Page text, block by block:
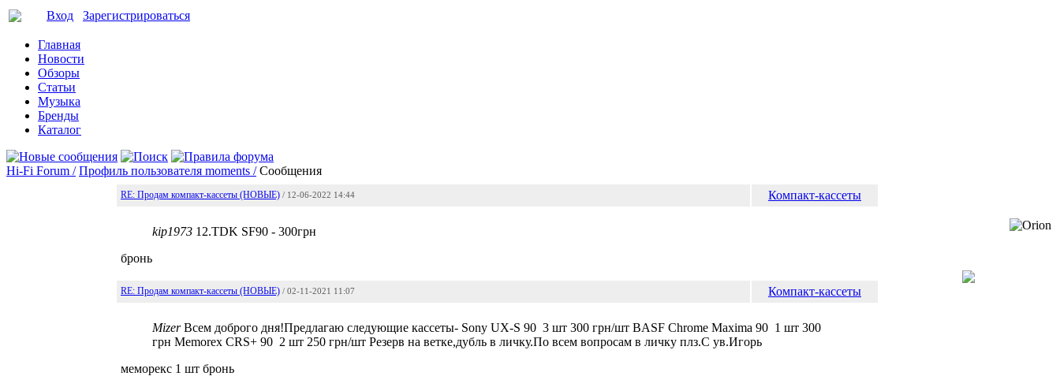
Вход Зарегистрироваться
Главная
Новости
Обзоры
Статьи
Музыка
Бренды
Каталог
Hi-Fi Forum / Профиль пользователя moments / Сообщения
RE: Продам компакт-кассеты (НОВЫЕ) / 12-06-2022 14:44 Компакт-кассеты
kip1973 12.TDK SF90 - 300грн
бронь
RE: Продам компакт-кассеты (НОВЫЕ) / 02-11-2021 11:07 Компакт-кассеты
MizerВсем доброго дня!Предлагаю следующие кассеты- Sony UX-S 90 3 шт 300 грн/шт BASF Chrome Maxima 90 1 шт 300
грн Memorex CRS+ 90 2 шт 250 грн/шт Резерв на ветке,дубль в личку.По всем вопросам в личку плз.С ув.Игорь
меморекс 1 шт бронь